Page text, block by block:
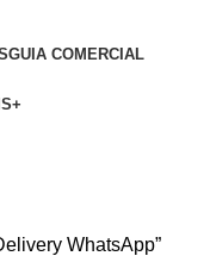
GUIA COMERCIAL
WhatsApp”